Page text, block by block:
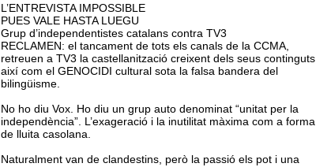
L’ENTREVISTA IMPOSSIBLE
PUES VALE HASTA LUEGU
Grup d’independentistes catalans contra TV3
RECLAMEN: el tancament de tots els canals de la CCMA,
retreuen a TV3 la castellanització creixent dels seus continguts
així com el GENOCIDI cultural sota la falsa bandera del
bilingüisme.
No ho diu Vox. Ho diu un grup auto denominat “unitat per la
independència”. L’exageració i la inutilitat màxima com a forma
de lluita casolana.
Naturalment van de clandestins, però la passió els pot i una